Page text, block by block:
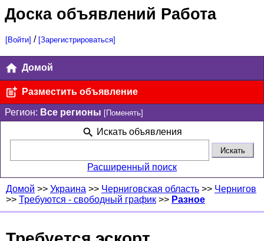
Доска объявлений Работа
[Войти] / [Зарегистрироваться]
Домой
Разместить объявление
Регион: Все регионы [Поменять]
Искать объявления
Расширенный поиск
Домой >> Украина >> Черниговская область >> Чернигов
>> Требуются - свободный график >> Разное